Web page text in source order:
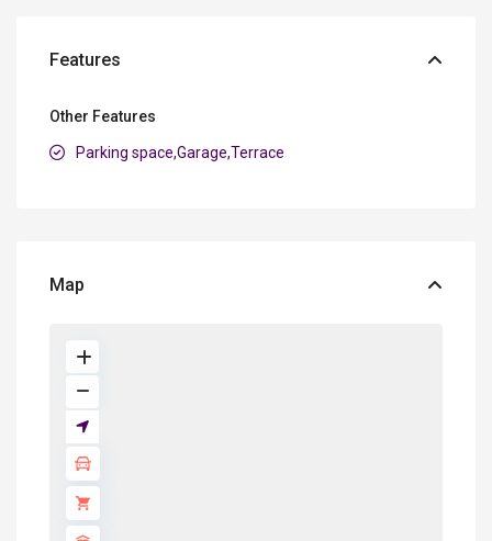
Features
Other Features
Parking space,Garage,Terrace
Map